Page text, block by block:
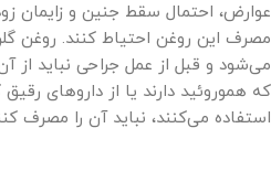
عوارض، احتمال سقط جنین و زایمان
مصرف این روغن احتیاط کنند.
می‌شود و قبل از عمل جراحی نباید از
که هموروئید دارند یا از داروهای
استفاده می‌کنند، نباید آن را مصرف